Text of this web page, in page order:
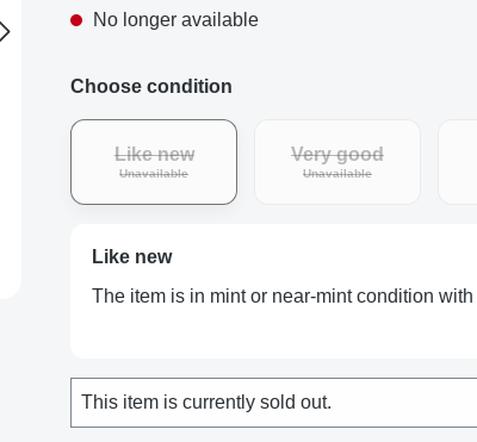
No longer available
Choose condition
Like new
Unavailable(This option is currently unavailable.)
Very good
Unavailable(This option is
Like new
The item is in mint or near-mint condition
This item is currently sold out.